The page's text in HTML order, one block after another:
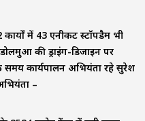
में 43 एनीकट स्टॉपडैम भी
की ड्राइंग-डिजाइन पर
समय कार्यपालन अभियंता रहे सुरेश
–